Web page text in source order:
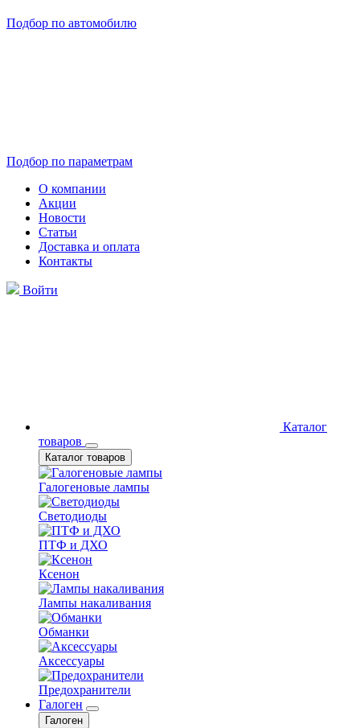
Подбор по автомобилю
Подбор по параметрам
О компании
Акции
Новости
Статьи
Доставка и оплата
Контакты
Войти
Каталог
товаров
Каталог товаров
Галогеновые лампы
Светодиоды
ПТФ и ДХО
Ксенон
Лампы накаливания
Обманки
Аксессуары
Предохранители
Галоген
Галоген